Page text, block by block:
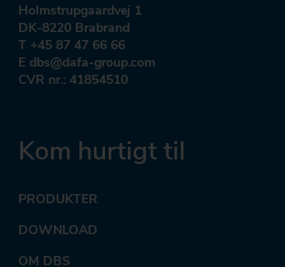
Holmstrupgaardvej 1
DK-8220 Brabrand
T +45 87 47 66 66
E dbs@dafa-group.com
CVR nr.: 41854510
Kom hurtigt til
PRODUKTER
DOWNLOAD
OM DBS